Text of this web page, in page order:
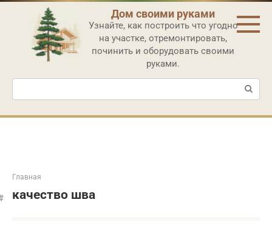
Перейти
контенту
Дом своими руками
Узнайте, как построить что угодно
на участке, отремонтировать,
починить и оборудовать своими
руками.
Поиск:
Главная
качество шва